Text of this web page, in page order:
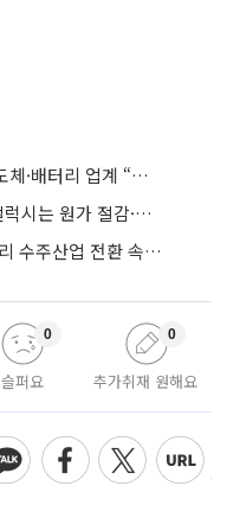
‘한국판 IRA’ 베일 벗었지만…반도체·배터리 업계 “시행령이 관건”
메모리값 폭등에 달라진 셈법…갤럭시는 원가 절감·아이폰은 서비스 확대
‘5년 LTA’ 늘리는 삼성·SK…메모리 수주산업 전환 속 다른 셈법
슬퍼요
0
추가취재 원해요
0